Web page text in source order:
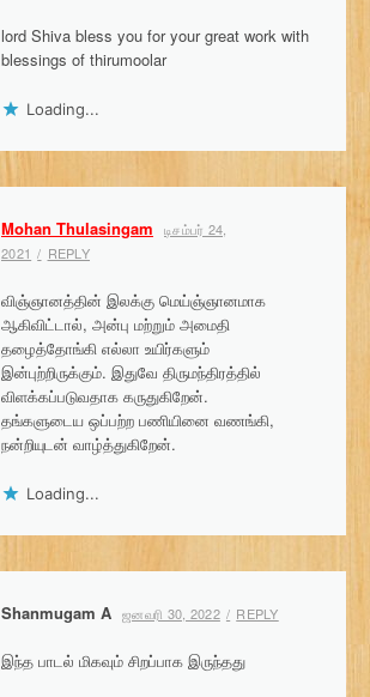
lord Shiva bless you for your great work with
blessings of thirumoolar
Loading...
Mohan Thulasingam
டிசம்பர் 24,
2021
REPLY
விஞ்ஞானத்தின் இலக்கு மெய்ஞ்ஞானமாக
ஆகிவிட்டால், அன்பு மற்றும் அமைதி
தழைத்தோங்கி எல்லா உயிர்களும்
இன்புற்றிருக்கும். இதுவே திருமந்திரத்தில்
விளக்கப்படுவதாக கருதுகிறேன்.
தங்களுடைய ஒப்பற்ற பணியினை வணங்கி,
நன்றியுடன் வாழ்த்துகிறேன்.
Loading...
Shanmugam A ஜனவரி 30, 2022 REPLY
இந்த பாடல் மிகவும் சிறப்பாக இருந்தது